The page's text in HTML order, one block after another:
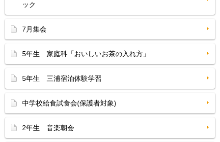
ック
7月集会
5年生 家庭科「おいしいお茶の入れ方」
5年生 三浦宿泊体験学習
中学校給食試食会(保護者対象)
2年生 音楽朝会